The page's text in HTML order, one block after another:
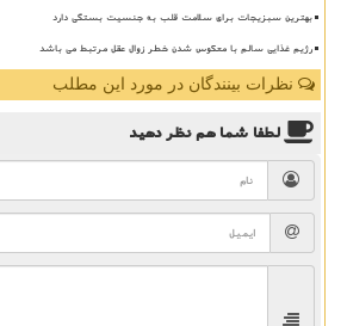
بهترین سبزیجات برای سلامت قلب به جنسیت بستگی دارد
رژیم غذایی سالم با معکوس شدن خطر زوال عقل مرتبط می باشد
نظرات بینندگان در مورد این مطلب
لطفا شما همنظر دهید